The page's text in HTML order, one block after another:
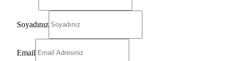
Soyadınız
Email